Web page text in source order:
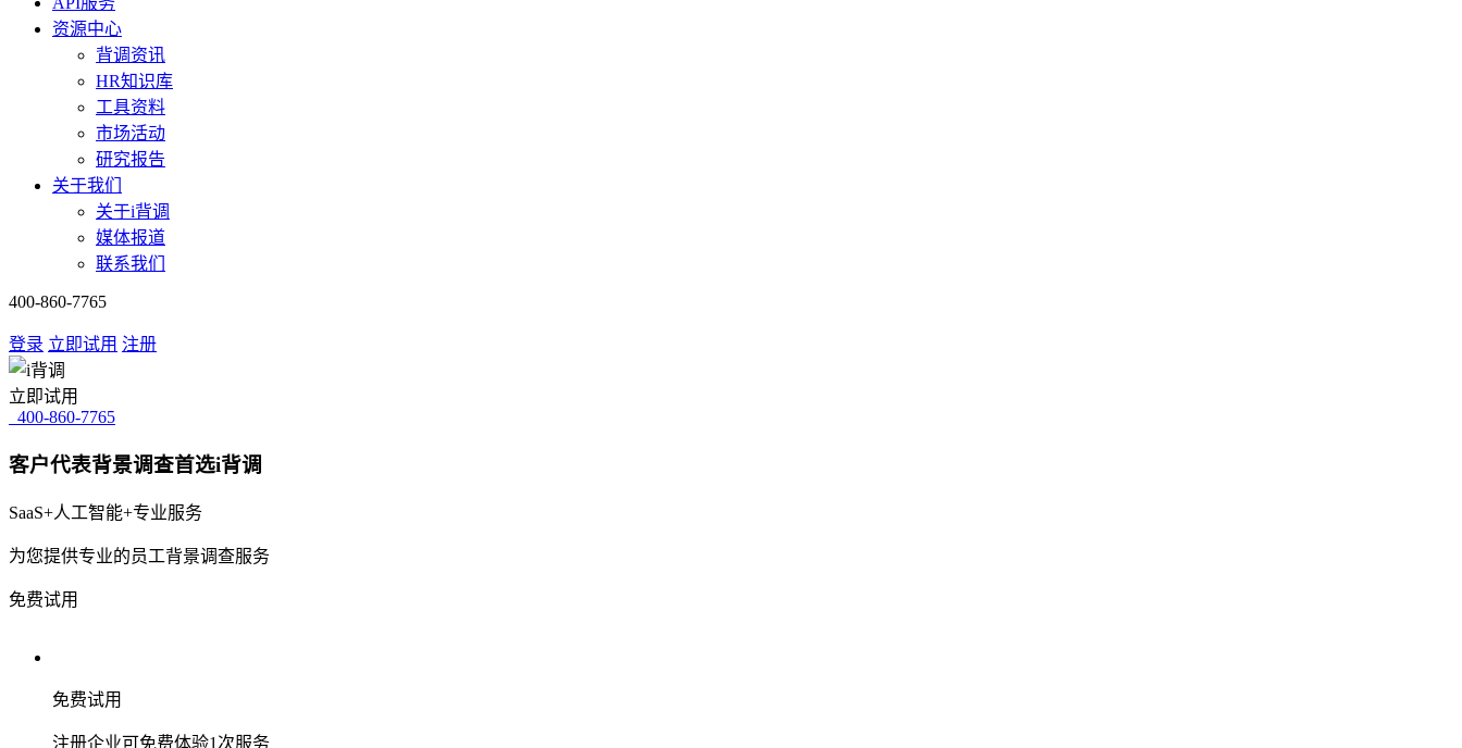
资源中心
背调资讯
HR知识库
工具资料
市场活动
研究报告
关于我们
关于i背调
媒体报道
联系我们
400-860-7765
登录 立即试用 注册
立即试用
400-860-7765
客户代表背景调查首选i背调
SaaS+人工智能+专业服务
为您提供专业的员工背景调查服务
免费试用
免费试用
注册企业可免费体验1次服务